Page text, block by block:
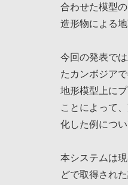
合わせた模型
造形物による
今回の発表で
たカンボジア
地形模型上に
ことによって
化した例につい
本システムは
どで取得され